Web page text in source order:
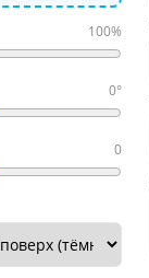
100%
0°
0